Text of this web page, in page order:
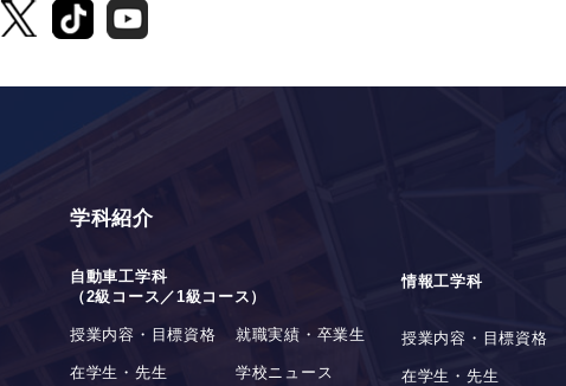
学科紹介
自動車工学科
（2級コース／1級コース）
授業内容・目標資格 就職実績・卒業生
在学生・先生 学校ニュース
情報工学科
授業内容・目標資格
在学生・先生